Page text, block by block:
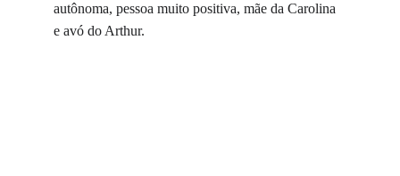
autônoma, pessoa muito positiva, mãe da Carolina
e avó do Arthur.